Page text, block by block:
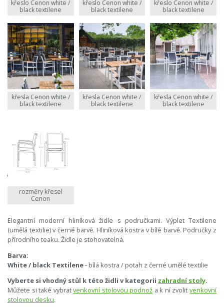
křeslo Cenon white /
black textilene
křeslo Cenon white /
black textilene
křeslo Cenon white /
black textilene
křesla Cenon white /
black textilene
křesla Cenon white /
black textilene
křesla Cenon white /
black textilene
rozměry křesel
Cenon
Elegantní moderní hliníková židle s područkami. Výplet Textilene
(umělá textilie) v černé barvě. Hliníková kostra v bílé barvě. Područky z
přírodního teaku. Židle je stohovatelná.
Barva:
White / black Textilene- bílá kostra / potah z černé umělé textilie
Vyberte si vhodný stůl k této židli v kategorii zahradní stoly.
Můžete si také vybratvenkovní stolovou podnož a k ní zvolitvenkovní
stolovou desku.